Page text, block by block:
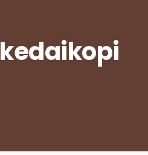
kedaikopi